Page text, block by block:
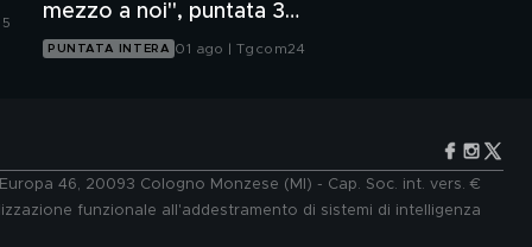
mezzo a noi", puntata 36:
chatbot emotivi e minori
PUNTATA INTERA 01 ago | Tgcom24
46, 20093 Cologno Monzese (MI) - Cap. Soc. int. vers. €
funzionale all'addestramento di sistemi di intelligenza